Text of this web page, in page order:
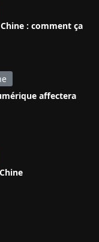
: comment ça
affectera